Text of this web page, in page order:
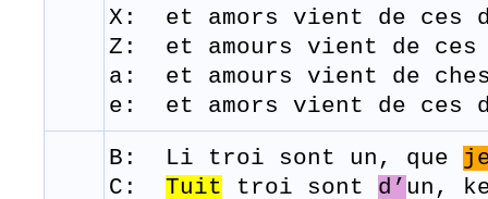
X: et amors vient de ces
Z: et amours vient de ces
a: et amours vient de
e: et amors vient de ces
B: Li troi sont un, que
C: Tuit troi sont d’ un,